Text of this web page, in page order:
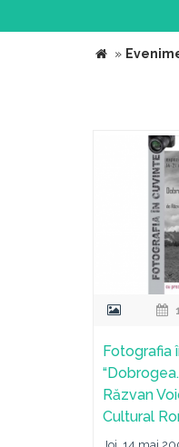
»
Fotografia
Răzvan
Cultural